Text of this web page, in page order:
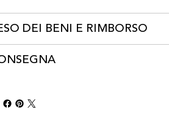
DEI BENI E RIMBORSO